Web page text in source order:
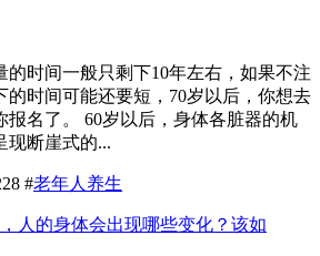
的时间一般只剩下10年左右，如果不注
的时间可能还要短，70岁以后，你想去
报名了。 60岁以后，身体各脏器的机
现断崖式的...
#老年人养生